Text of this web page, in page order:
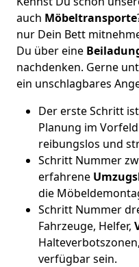
auch Möbeltransporte
nur Dein Bett
Du über eine
nachdenken. Gerne
ein unschlagbares
Der erste Schritt
Planung im
reibungslos und
Schritt Nummer
erfahrene
die
Schritt Nummer
Fahrzeuge, Helfer,
verfügbar sein.